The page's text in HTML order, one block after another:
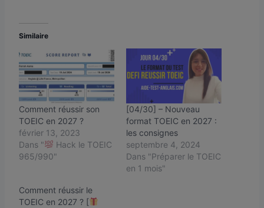
Similaire
Comment réussir son
TOEIC en 2027 ?
février 13, 2023
Dans "
Hack le TOEIC
965/990"
[04/30] – Nouveau
format TOEIC en 2027 :
les consignes
septembre 4, 2024
Dans "Préparer le TOEIC
en 1 mois"
Comment réussir le
TOEIC en 2027 ? [